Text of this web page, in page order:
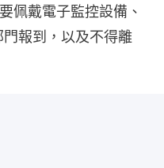
佩戴電子監控設備、
報到，以及不得離